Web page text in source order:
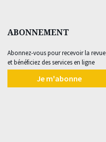
ABONNEMENT
Abonnez-vous pour recevoir la revue
et bénéficiez des services en ligne
Je m'abonne